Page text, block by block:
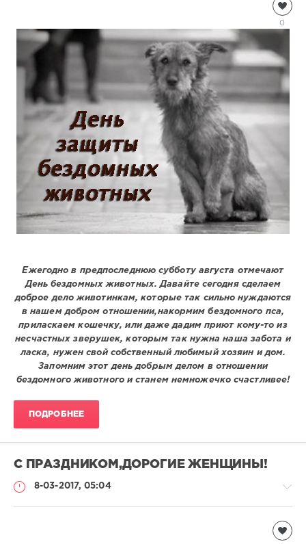
2
683
0
Ежегодно в предпоследнюю субботу августа отмечают
День бездомных животных. Давайте сегодня сделаем
доброе дело животинкам, которые так сильно нуждаются
в нашем добром отношении,накормим бездомного пса,
приласкаем кошечку, или даже дадим приют кому-то из
несчастных зверушек, которым так нужна наша забота и
ласка, нужен свой собственный любимый хозяин и дом.
Запомним этот день добрым делом в отношении
бездомного животного и станем немножечко счастливее!
ПОДРОБНЕЕ
С ПРАЗДНИКОМ,ДОРОГИЕ ЖЕНЩИНЫ!
8-03-2017, 05:04